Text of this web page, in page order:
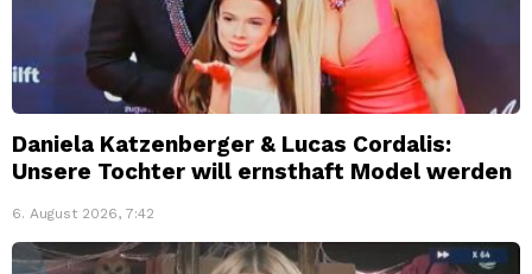
Daniela Katzenberger & Lucas Cordalis:
Unsere Tochter will ernsthaft Model werden
6. August 2026, 7:42